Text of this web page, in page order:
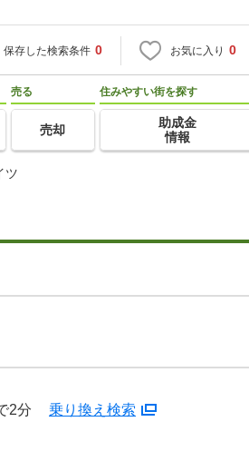
保存した検索条件 0 お気に入り 0
売る
売却
住みやすい街を探す
助成金
情報
ツ
2分 乗り換え検索